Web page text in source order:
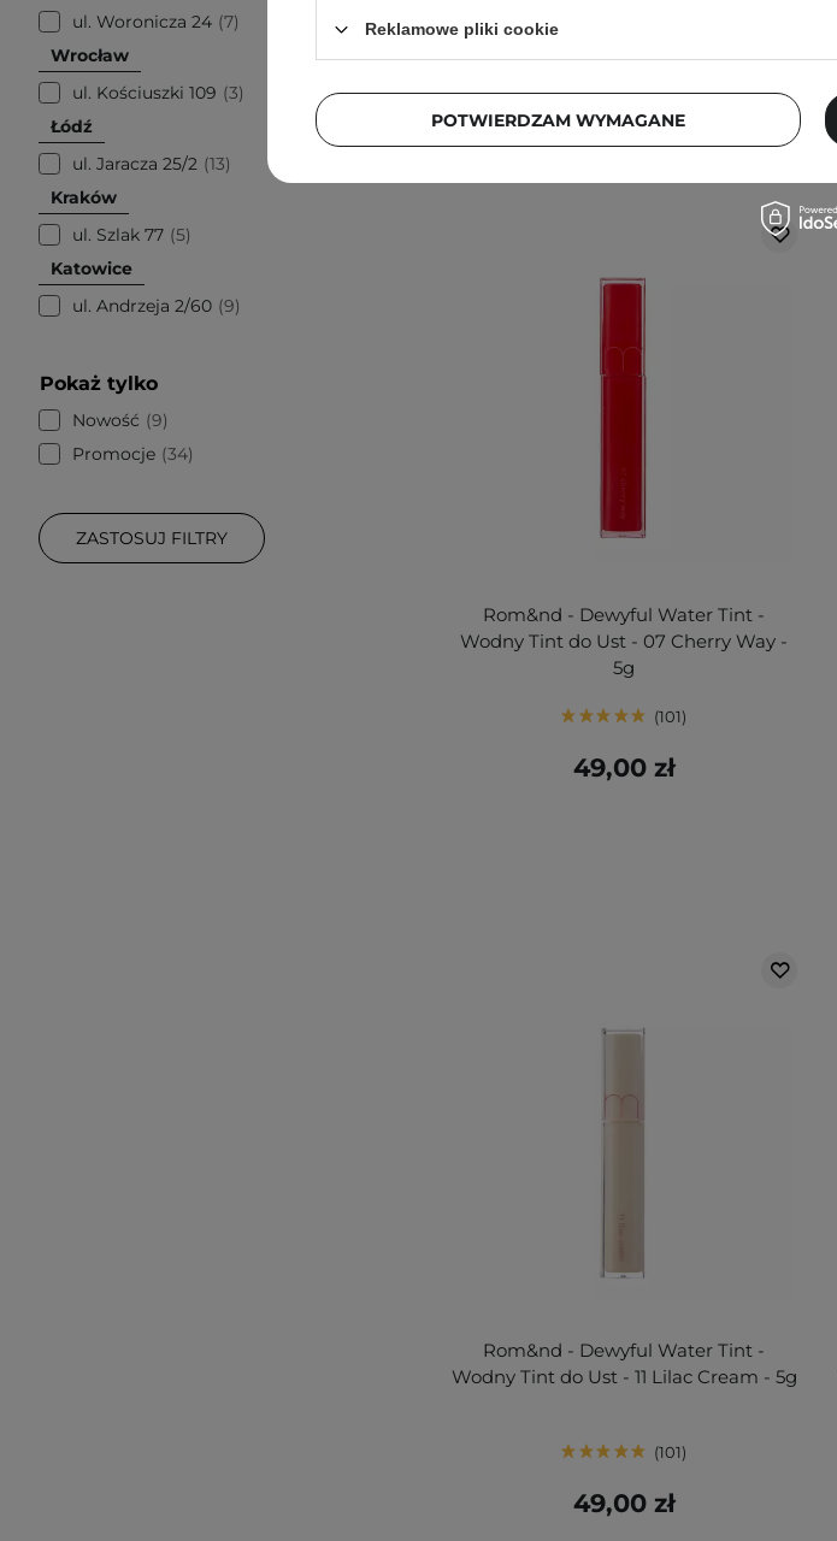
ul. Woronicza 24 7
Wrocław
ul. Kościuszki 109
3
Łódź
ul. Jaracza 25/2 13
Kraków
ul. Szlak 77 5
Katowice
ul. Andrzeja 2/60 9
Pokaż tylko
Nowość
9
Promocje 34
ZASTOSUJ FILTRY
Rom&nd - Dewyful Water Tint -
Wodny Tint do Ust - 07 Cherry Way -
5g
101
49,00 zł
Rom&nd - Dewyful Water Tint -
Wodny Tint do Ust - 11 Lilac Cream - 5g
101
49,00 zł
Reklamowe pliki cookie
POTWIERDZAM WYMAGANE